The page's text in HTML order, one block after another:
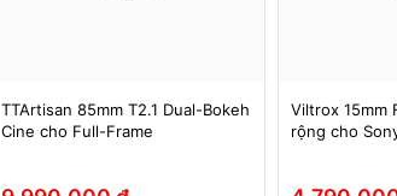
TTArtisan 85mm T2.1 Dual-Bokeh
Cine cho Full-Frame
Viltrox 15mm
rộng cho